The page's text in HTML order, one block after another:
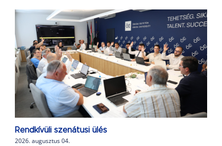
Rendkívüli szenátusi ülés
2026. augusztus 04.